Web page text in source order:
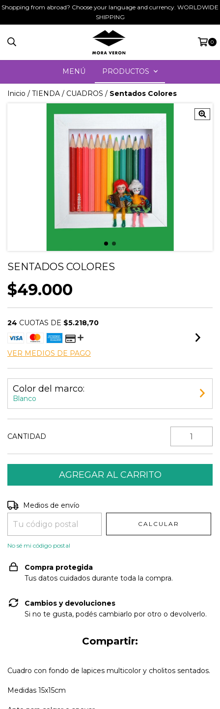
Shopping from abroad? Choose your language and currency. WORLDWIDE
SHIPPING
0
MENÚ PRODUCTOS
Inicio / TIENDA / CUADROS / Sentados Colores
SENTADOS COLORES
$49.000
24 CUOTAS DE $5.218,70
VER MEDIOS DE PAGO
Color del marco:
Blanco
CANTIDAD
Entregas para el CP:
Medios de envío
CALCULAR
No sé mi código postal
Compra protegida
Tus datos cuidados durante toda la compra.
Cambios y devoluciones
Si no te gusta, podés cambiarlo por otro o devolverlo.
Compartir:
Cuadro con fondo de lapices multicolor y cholitos sentados.
Medidas 15x15cm